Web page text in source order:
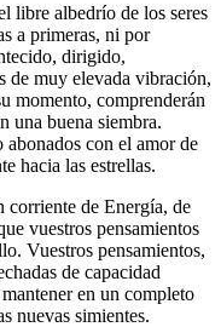
libre albedrío de los seres
a primeras, ni por
dirigido,
de muy elevada vibración,
momento, comprenderán
una buena siembra.
abonados con el amor de
hacia las estrellas.
corriente de Energía, de
vuestros pensamientos
Vuestros pensamientos,
de capacidad
en un completo
nuevas simientes.